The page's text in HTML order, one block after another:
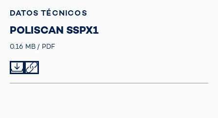
DATOS TÉCNICOS
POLISCAN SSPX1
Größe
0.16 MB TypPDF